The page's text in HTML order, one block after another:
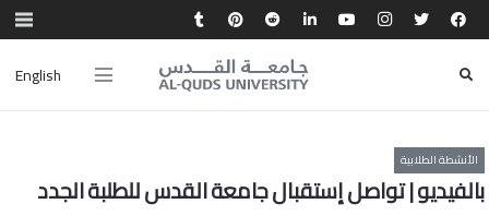
English
الأنشطة الطلابية
بالفيديو | تواصل إستقبال جامعة القدس للطلبة الجدد